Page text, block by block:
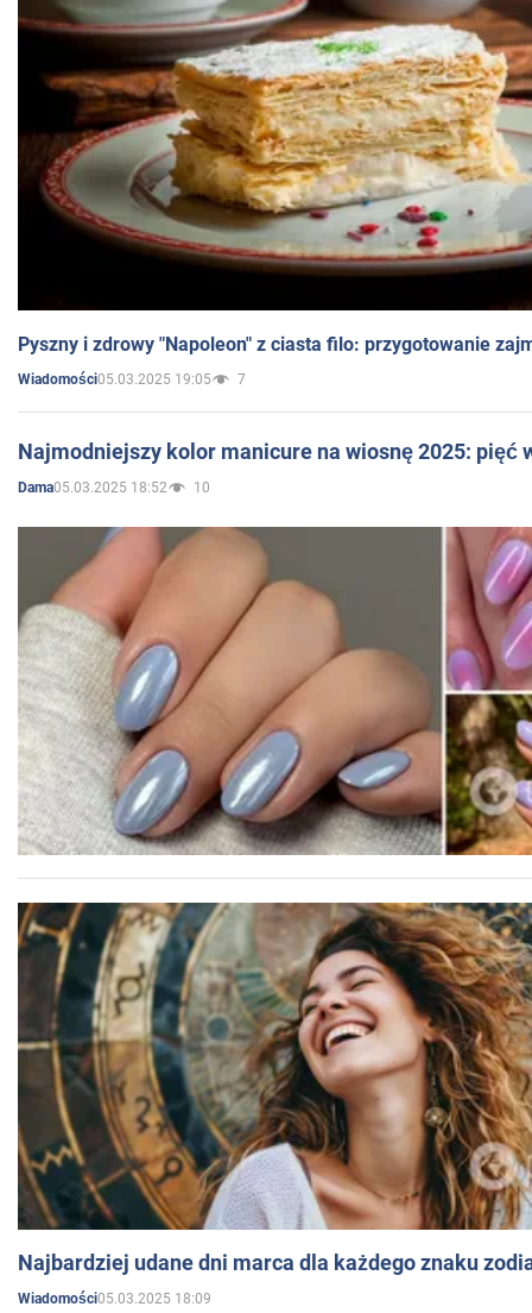
Pyszny i zdrowy "Napoleon" z ciasta filo: przygotowanie
Wiadomości05.03.2025 19:05 7
Najmodniejszy kolor manicure na wiosnę 2025: pięć
Dama05.03.2025 18:52 10
Najbardziej udane dni marca dla każdego znaku
Wiadomości05.03.2025 18:09